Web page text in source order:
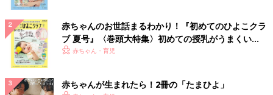
赤ちゃんのお世話まるわかり！『初めてのひよこクラ
ブ 夏号』〈巻頭大特集〉初めての授乳がうまくい
く！ おっぱい・ミルクの基本と夏のトラブル 解決テ
赤ちゃん・育児
赤ちゃんが生まれたら！2冊の「たまひよ」